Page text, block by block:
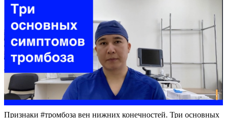
Признаки #тромбоза вен нижних конечностей. Три основных